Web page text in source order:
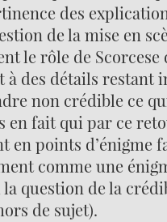
des
de la mise en
le rôle de
à des détails restant
non crédible ce
en fait qui par ce
en points d’énigme
comme une
la question de la
de sujet).